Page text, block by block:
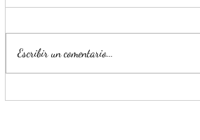
Monterrey registra un 72% de
Escribir un comentario...